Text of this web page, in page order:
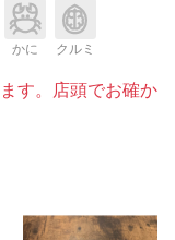
かに クルミ
す。店頭でお確か